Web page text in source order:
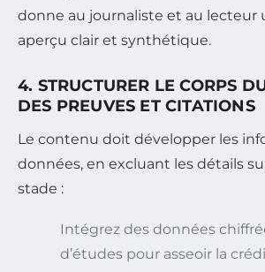
donne au journaliste et au lecteur
aperçu clair et synthétique.
4. STRUCTURER LE CORPS
DES PREUVES ET CITATIONS
Le contenu doit développer les
données, en excluant les détails
stade :
Intégrez des données
d’études pour asseoir la